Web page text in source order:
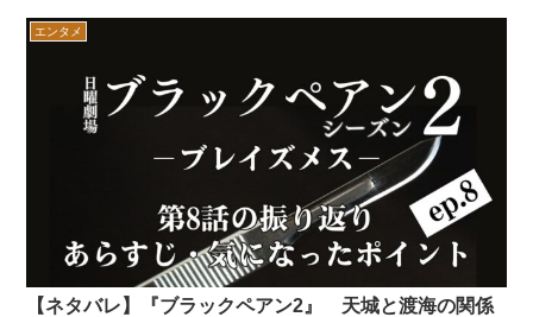
エンタメ
【ネタバレ】『ブラックペアン2』 天城と渡海の関係